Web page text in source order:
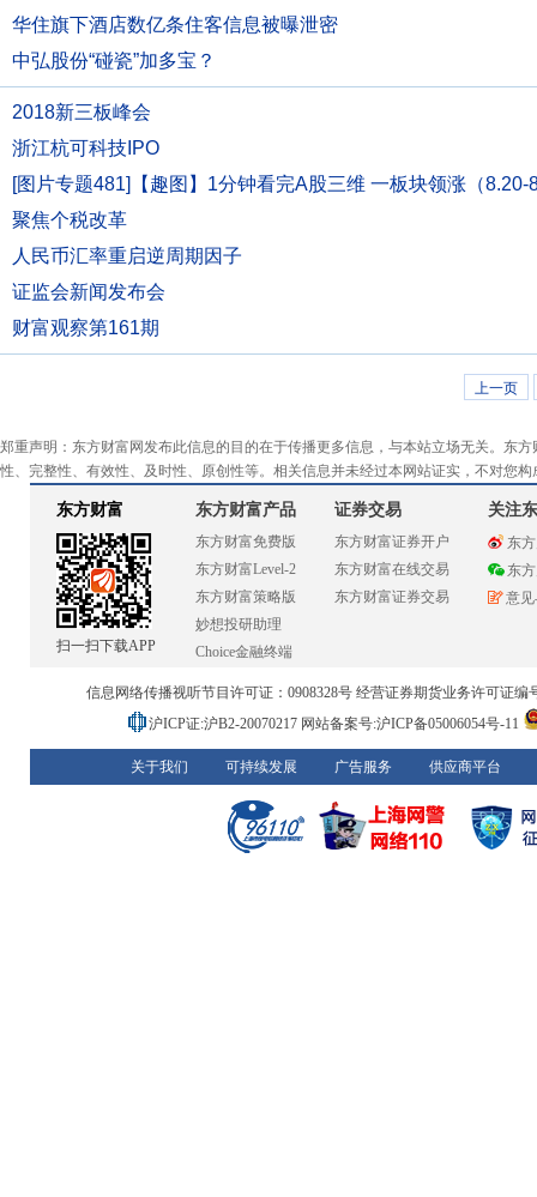
华住旗下酒店数亿条住客信息被曝泄密
中弘股份“碰瓷”加多宝？
2018新三板峰会
浙江杭可科技IPO
[图片专题481]【趣图】1分钟看完A股三维 一板块领涨（8.20-
聚焦个税改革
人民币汇率重启逆周期因子
证监会新闻发布会
财富观察第161期
上一页
郑重声明：东方财富网发布此信息的目的在于传播更多信息，与本站立场无关。东
性、完整性、有效性、及时性、原创性等。相关信息并未经过本网站证实，不对您
东方财富
扫一扫下载APP
东方财富产品
东方财富免费版
东方财富Level-2
东方财富策略版
妙想投研助理
Choice金融终端
证券交易
东方财富证券开户
东方财富在线交易
东方财富证券交易
关注
东
东
意
信息网络传播视听节目许可证：0908328号 经营证券期货业务许可证编
沪ICP证:沪B2-20070217 网站备案号:沪ICP备05006054号-11
关于我们 可持续发展 广告服务 供应商平台